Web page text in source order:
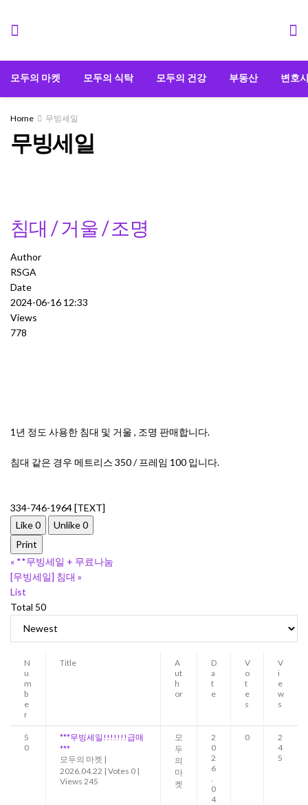
모두의 마켓 모두의 식탁 모두의 건강 부동산 변호
Home 무빙세일
무빙세일
침대 / 거울 / 조명
Author
RSGA
Date
2024-06-16 12:33
Views
778
1년 정도 사용한 침대 및 거울 , 조명 판매합니다.
침대 같은 경우 메트리스 350 / 프레임 100 입니다.
334-746-1964 [TEXT]
Like0 Unlike0
Print
« **무빙세일 + 무료나눔
[무빙세일] 침대 »
List
Total 50
N
u
m
b
e
r
Title
A
ut
h
or
D
a
t
e
V
o
t
e
s
V
i
e
w
s
5
0
***무빙세일!!!!!!!급매
***
모두의 마켓 |
2026.04.22 | Votes 0 |
Views 245
모
두
의
마
켓
2
0
2
6
0
4
0
2
4
5